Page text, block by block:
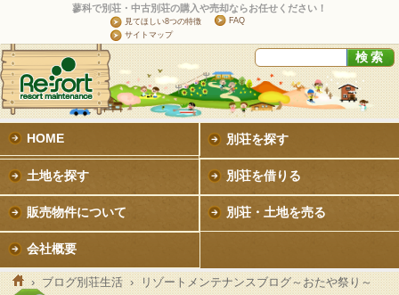
蓼科で別荘・中古別荘の購入や売却ならお任せください！
見てほしい8つの特徴
FAQ
サイトマップ
HOME 別荘を探す
土地を探す 別荘を借りる
販売物件について 別荘・土地を売る
会社概要
›ブログ別荘生活› リゾートメンテナンスブログ～おたや祭り～